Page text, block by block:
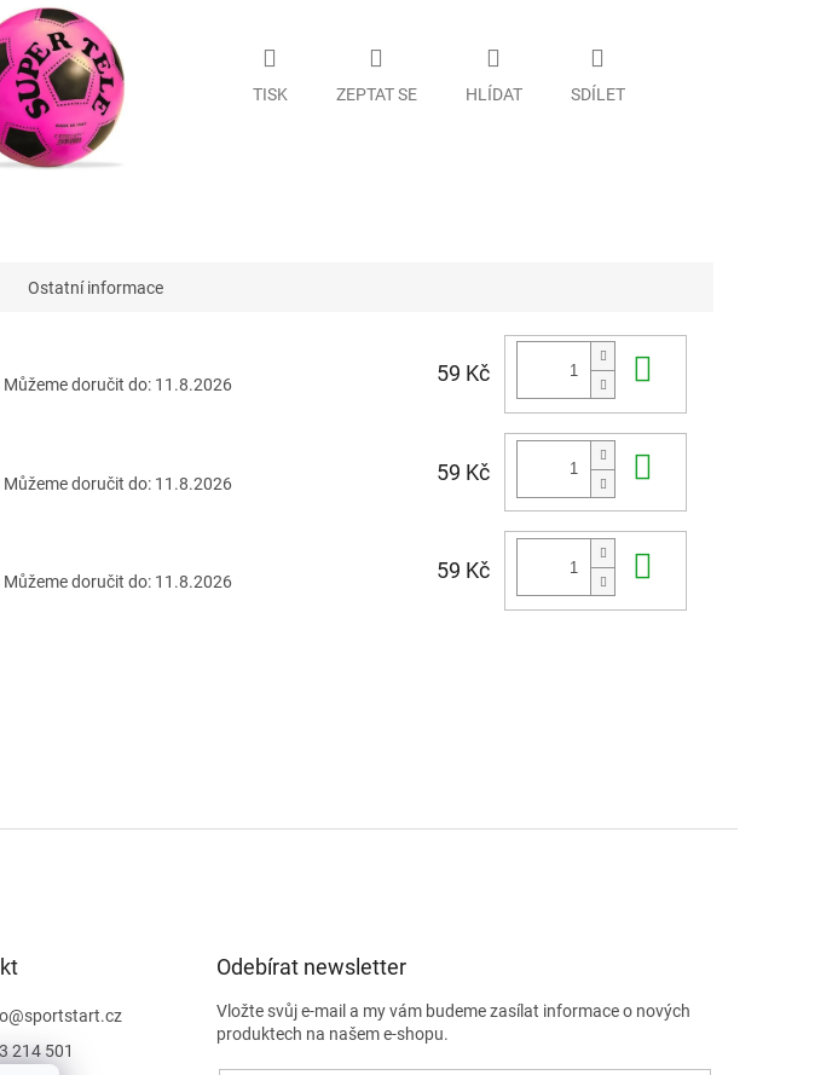
TISK ZEPTAT SE HLÍDAT SDÍLET
Ostatní informace
Můžeme doručit do: 11.8.2026 59 Kč
Můžeme doručit do: 11.8.2026 59 Kč
Můžeme doručit do: 11.8.2026 59 Kč
@sportstart.cz
214 501
Odebírat newsletter
Vložte svůj e-mail a my vám budeme zasílat informace o nových
produktech na našem e-shopu.